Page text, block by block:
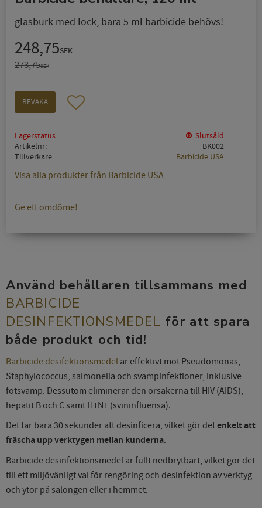
glasburk med lock, bara 5 ml barbicide behövs!
Nedsatt pris:
248,75SEK
Ordinarie pris:
273,75SEK
Lägg till i favoriter
BEVAKA
Lagerstatus
Slutsåld
Artikelnr
BK002
Tillverkare
Barbicide USA
Visa alla produkter från Barbicide USA
Ge ett omdöme!
Använd behållaren tillsammans med
BARBICIDE
DESINFEKTIONSMEDEL för att spara
både produkt och tid!
Barbicide desifektionsmedel är effektivt mot Pseudomonas,
Staphylococcus, salmonella och svampinfektioner, inklusive
fotsvamp. Dessutom eliminerar den orsakerna till HIV (AIDS),
hepatit B och C samt H1N1 (svininfluensa).
Det tar bara 30 sekunder att desinficera, vilket gör detenkelt att
fräscha upp verktygen mellan kunderna.
Barbicide desinfektionsmedel är fullt nedbrytbart, vilket gör det
till ett miljövänligt val för rengöring och desinfektion av verktyg
och ytor på salongen eller i hemmet.